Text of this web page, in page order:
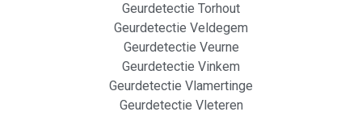
Geurdetectie Torhout
Geurdetectie Veldegem
Geurdetectie Veurne
Geurdetectie Vinkem
Geurdetectie Vlamertinge
Geurdetectie Vleteren